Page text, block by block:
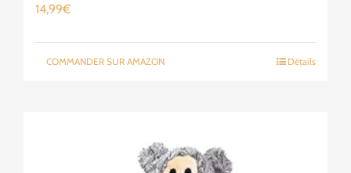
14,99€
COMMANDER SUR AMAZON Détails